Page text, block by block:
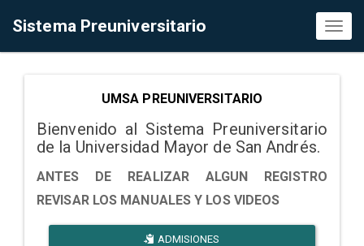
Sistema Preuniversitario
UMSA PREUNIVERSITARIO
Bienvenido al Sistema Preuniversitario
de la Universidad Mayor de San Andrés.
ANTES DE REALIZAR ALGUN REGISTRO
REVISAR LOS MANUALES Y LOS VIDEOS
ADMISIONES